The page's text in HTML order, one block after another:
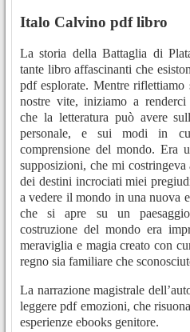
Italo Calvino pdf libro
La storia della Battaglia di
tante libro affascinanti che
pdf esplorate. Mentre
nostre vite, iniziamo a
che la letteratura può avere
personale, e sui modi in
comprensione del mondo. Era
supposizioni, che mi
dei destini incrociati miei
a vedere il mondo in una nuova
che si apre su un
costruzione del mondo era
meraviglia e magia creato con
regno sia familiare che
La narrazione magistrale
leggere pdf emozioni, che
esperienze ebooks genitore.